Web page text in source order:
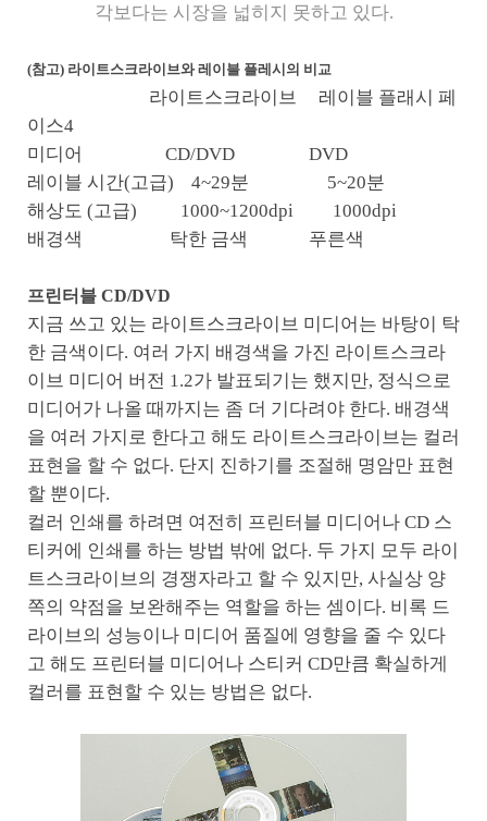
각보다는 시장을 넓히지 못하고 있다.
(참고) 라이트스크라이브와 레이블 플레시의 비교
라이트스크라이브 레이블 플래시 페
이스4
미디어 CD/DVD DVD
레이블 시간(고급) 4~29분 5~20분
해상도 (고급) 1000~1200dpi 1000dpi
배경색 탁한 금색 푸른색
프린터블 CD/DVD
지금 쓰고 있는 라이트스크라이브 미디어는 바탕이 탁
한 금색이다. 여러 가지 배경색을 가진 라이트스크라
이브 미디어 버전 1.2가 발표되기는 했지만, 정식으로
미디어가 나올 때까지는 좀 더 기다려야 한다. 배경색
을 여러 가지로 한다고 해도 라이트스크라이브는 컬러
표현을 할 수 없다. 단지 진하기를 조절해 명암만 표현
할 뿐이다.
컬러 인쇄를 하려면 여전히 프린터블 미디어나 CD 스
티커에 인쇄를 하는 방법 밖에 없다. 두 가지 모두 라이
트스크라이브의 경쟁자라고 할 수 있지만, 사실상 양
쪽의 약점을 보완해주는 역할을 하는 셈이다. 비록 드
라이브의 성능이나 미디어 품질에 영향을 줄 수 있다
고 해도 프린터블 미디어나 스티커 CD만큼 확실하게
컬러를 표현할 수 있는 방법은 없다.